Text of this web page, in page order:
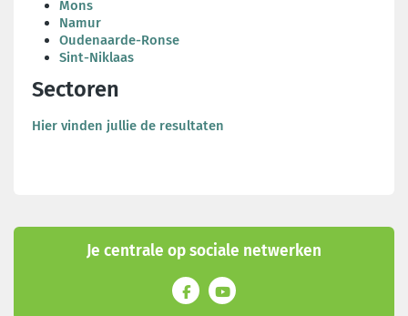
Mons
Namur
Oudenaarde-Ronse
Sint-Niklaas
Sectoren
Hier vinden jullie de resultaten
Je centrale op sociale netwerken